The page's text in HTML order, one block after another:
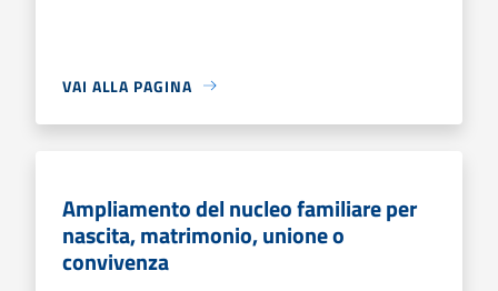
VAI ALLA PAGINA
Ampliamento del nucleo familiare per
nascita, matrimonio, unione o
convivenza